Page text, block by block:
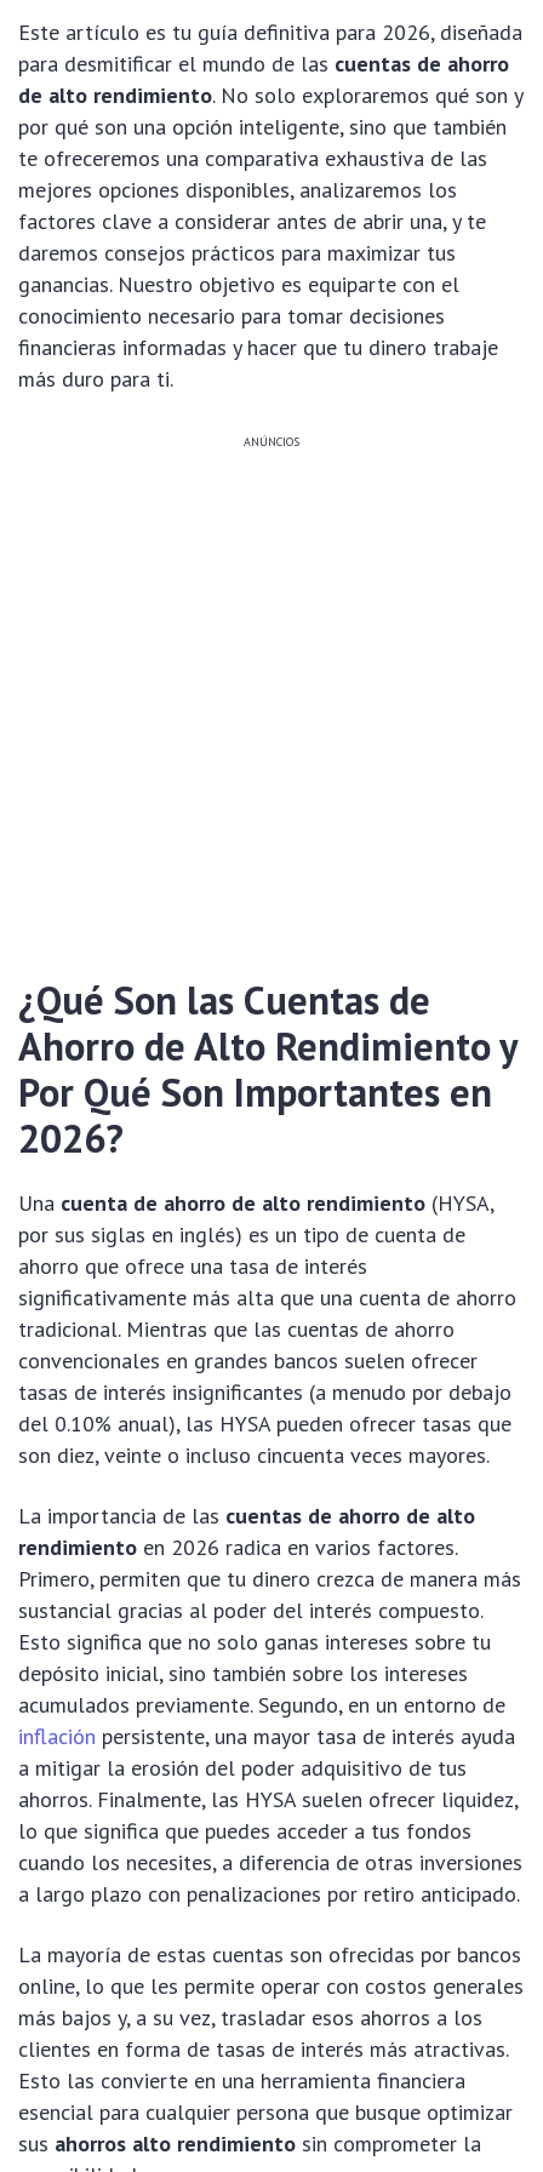
Este artículo es tu guía definitiva para 2026, diseñada
para desmitificar el mundo de las cuentas de ahorro
de alto rendimiento. No solo exploraremos qué son y
por qué son una opción inteligente, sino que también
te ofreceremos una comparativa exhaustiva de las
mejores opciones disponibles, analizaremos los
factores clave a considerar antes de abrir una, y te
daremos consejos prácticos para maximizar tus
ganancias. Nuestro objetivo es equiparte con el
conocimiento necesario para tomar decisiones
financieras informadas y hacer que tu dinero trabaje
más duro para ti.
ANÚNCIOS
¿Qué Son las Cuentas de
Ahorro de Alto Rendimiento y
Por Qué Son Importantes en
2026?
Una cuenta de ahorro de alto rendimiento (HYSA,
por sus siglas en inglés) es un tipo de cuenta de
ahorro que ofrece una tasa de interés
significativamente más alta que una cuenta de ahorro
tradicional. Mientras que las cuentas de ahorro
convencionales en grandes bancos suelen ofrecer
tasas de interés insignificantes (a menudo por debajo
del 0.10% anual), las HYSA pueden ofrecer tasas que
son diez, veinte o incluso cincuenta veces mayores.
La importancia de las cuentas de ahorro de alto
rendimiento en 2026 radica en varios factores.
Primero, permiten que tu dinero crezca de manera más
sustancial gracias al poder del interés compuesto.
Esto significa que no solo ganas intereses sobre tu
depósito inicial, sino también sobre los intereses
acumulados previamente. Segundo, en un entorno de
inflación persistente, una mayor tasa de interés ayuda
a mitigar la erosión del poder adquisitivo de tus
ahorros. Finalmente, las HYSA suelen ofrecer liquidez,
lo que significa que puedes acceder a tus fondos
cuando los necesites, a diferencia de otras inversiones
a largo plazo con penalizaciones por retiro anticipado.
La mayoría de estas cuentas son ofrecidas por bancos
online, lo que les permite operar con costos generales
más bajos y, a su vez, trasladar esos ahorros a los
clientes en forma de tasas de interés más atractivas.
Esto las convierte en una herramienta financiera
esencial para cualquier persona que busque optimizar
sus ahorros alto rendimiento sin comprometer la